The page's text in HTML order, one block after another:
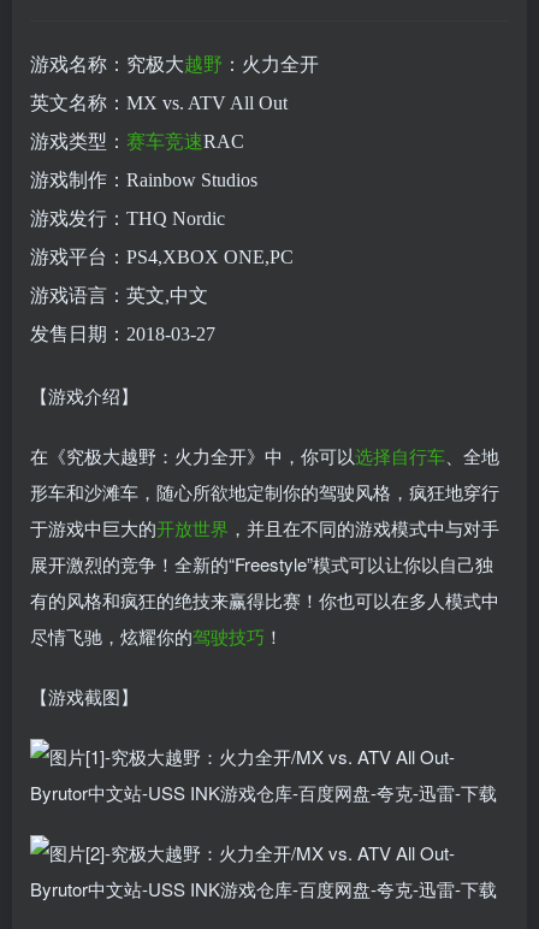
游戏名称：究极大越野 ：火力全开
英文名称：MX vs. ATV All Out
游戏类型： 赛车竞速RAC
游戏制作：Rainbow Studios
游戏发行：THQ Nordic
游戏平台：PS4,XBOX ONE,PC
游戏语言：英文,中文
发售日期：2018-03-27
【游戏介绍】
在《究极大越野：火力全开》中，你可以选择自行车 、全地
形车和沙滩车，随心所欲地定制你的驾驶风格，疯狂地穿行
于游戏中巨大的开放世界 ，并且在不同的游戏模式中与对手
展开激烈的竞争！全新的“Freestyle”模式可以让你以自己独
有的风格和疯狂的绝技来赢得比赛！你也可以在多人模式中
尽情飞驰，炫耀你的驾驶技巧 ！
【游戏截图】